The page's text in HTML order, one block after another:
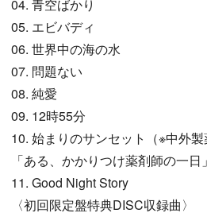
04. 青空ばかり
05. エビバディ
06. 世界中の海の水
07. 問題ない
08. 純愛
09. 12時55分
10. 始まりのサンセット（※中外
「ある、かかりつけ薬剤師の一日
11. Good Night Story
〈初回限定盤特典DISC収録曲〉